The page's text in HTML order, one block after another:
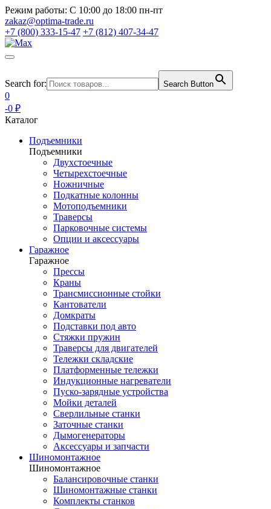
Режим работы: С 10:00 до 18:00 пн-пт
zakaz@optima-trade.ru
+7 (800) 333-15-47 +7 (812) 407-34-47
Search for: Search Button
0
-0 ₽
Каталог
Подъемники
Подъемники
Двухстоечные
Четырехстоечные
Ножничные
Подкатные колонны
Мотоподъемники
Траверсы
Парковочные системы
Опции и аксессуары
Гаражное
Гаражное
Прессы
Краны
Трансмиссионные стойки
Кантователи
Домкраты
Подставки под авто
Стяжки пружин
Траверсы для двигателей
Тележки складские
Платформенные тележки
Индукционные нагреватели
Пуско-зарядные устройства
Мойки деталей
Сверлильные станки
Заточные станки
Дымогенераторы
Аксессуары и запчасти
Шиномонтажное
Шиномонтажное
Балансировочные станки
Шиномонтажные станки
Комплекты станков